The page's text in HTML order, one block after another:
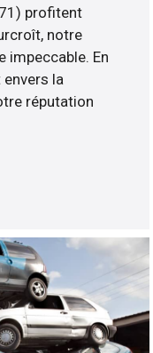
profitent
notre
impeccable. En
la
réputation